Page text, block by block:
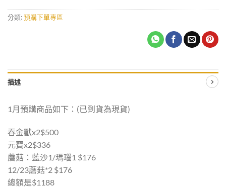
分類:預購下單專區
描述
1月預購商品如下：(已到貨為現貨)
吞金獸x2$500
元寶x2$336
蘑菇：藍沙1/瑪瑙1 $176
12/23蘑菇*2 $176
總額是$1188